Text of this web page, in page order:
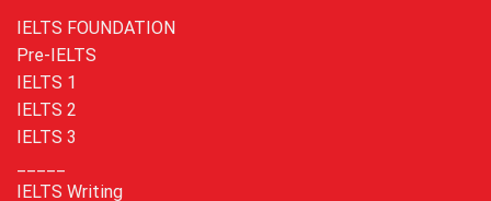
IELTS FOUNDATION
Pre-IELTS
IELTS 1
IELTS 2
IELTS 3
IELTS Writing